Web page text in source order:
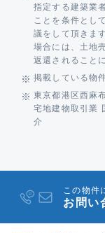
指定する建築業
ことを条件とし
議をして頂きま
場合には、土地
返還されること
掲載している物
東京都港区西
宅地建物取引業
介
この物件
お問い